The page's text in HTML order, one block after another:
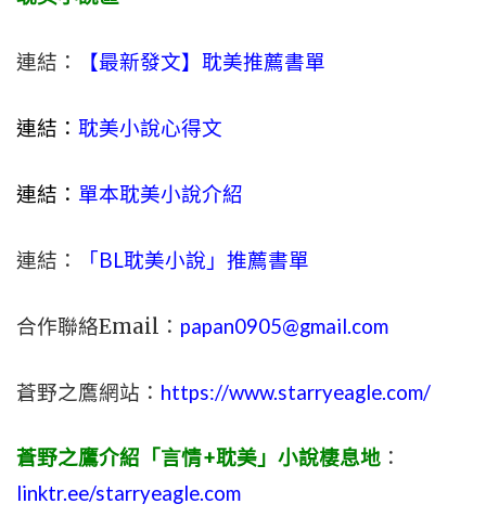
連結： 【最新發文】耽美推薦書單
連結： 耽美小說心得文
連結： 單本耽美小說介紹
連結： 「BL耽美小說」推薦書單
合作聯絡Email： papan0905@gmail.com
蒼野之鷹網站： https://www.starryeagle.com/
蒼野之鷹介紹「言情+耽美」小說棲息地 ：
linktr.ee/starryeagle.com